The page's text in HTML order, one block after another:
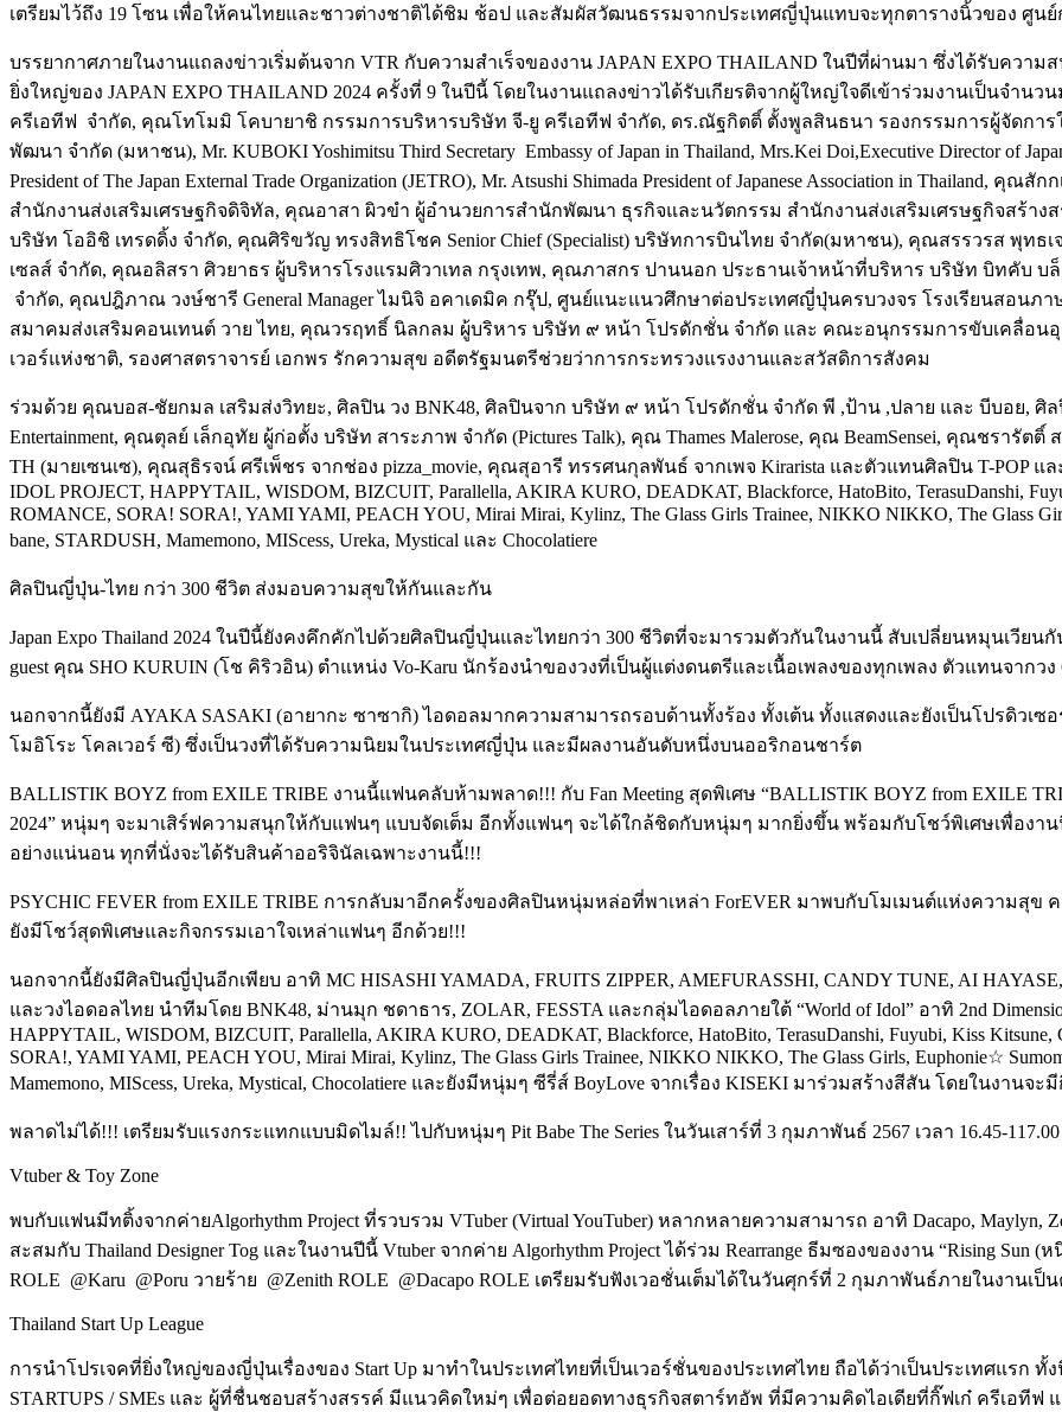
เตรียมไว้ถึง 19 โซน เพื่อให้คนไทยและชาวต่างชาติได้ชิม ช้อป และสัมผัสวัฒนธรรมจากประเทศญี่ปุ่นแทบจะทุกตารางนิ้วของ ศูนย์
บรรยากาศภายในงานแถลงข่าวเริ่มต้นจาก VTR กับความสำเร็จของงาน JAPAN EXPO THAILAND ในปีที่ผ่านมา ซึ่งได้รับความ
ยิ่งใหญ่ของ JAPAN EXPO THAILAND 2024 ครั้งที่ 9 ในปีนี้ โดยในงานแถลงข่าวได้รับเกียรติจากผู้ใหญ่ใจดีเข้าร่วมงานเป็นจำนว
ครีเอทีฟ จำกัด, คุณโทโมมิ โคบายาชิ กรรมการบริหารบริษัท จี-ยู ครีเอทีฟ จำกัด, ดร.ณัฐกิตติ์ ตั้งพูลสินธนา รองกรรมการผู้จัดการ
พัฒนา จำกัด (มหาชน), Mr. KUBOKI Yoshimitsu Third Secretary Embassy of Japan in Thailand, Mrs.Kei Doi,Executive Director of
President of The Japan External Trade Organization (JETRO), Mr. Atsushi Shimada President of Japanese Association in Thailand, คุณสักก
สำนักงานส่งเสริมเศรษฐกิจดิจิทัล, คุณอาสา ผิวขำ ผู้อำนวยการสำนักพัฒนา ธุรกิจและนวัตกรรม สำนักงานส่งเสริมเศรษฐกิจสร้างส
บริษัท โออิชิ เทรดดิ้ง จํากัด, คุณศิริขวัญ ทรงสิทธิโชค Senior Chief (Specialist) บริษัทการบินไทย จำกัด(มหาชน), คุณสรรวรส พุทธเ
เซลส์ จำกัด, คุณอลิสรา ศิวยาธร ผู้บริหารโรงแรมศิวาเทล กรุงเทพ, คุณภาสกร ปานนอก ประธานเจ้าหน้าที่บริหาร บริษัท บิทคับ บ
จำกัด, คุณปฎิภาณ วงษ์ชารี General Manager ไมนิจิ อคาเดมิค กรุ๊ป, ศูนย์แนะแนวศึกษาต่อประเทศญี่ปุ่นครบวงจร โรงเรียนสอนภ
สมาคมส่งเสริมคอนเทนต์ วาย ไทย, คุณวรฤทธิ์ นิลกลม ผู้บริหาร บริษัท ๙ หน้า โปรดักชั่น จำกัด และ คณะอนุกรรมการขับเคลื่อ
เวอร์แห่งชาติ, รองศาสตราจารย์ เอกพร รักความสุข อดีตรัฐมนตรีช่วยว่าการกระทรวงแรงงานและสวัสดิการสังคม
ร่วมด้วย คุณบอส-ชัยกมล เสริมส่งวิทยะ, ศิลปิน วง BNK48, ศิลปินจาก บริษัท ๙ หน้า โปรดักชั่น จำกัด พี ,ป้าน ,ปลาย และ บีบอย, ศิ
Entertainment, คุณตุลย์ เล็กอุทัย ผู้ก่อตั้ง บริษัท สาระภาพ จำกัด (Pictures Talk), คุณ Thames Malerose, คุณ BeamSensei, คุณชรารัต
TH (มายเซนเซ), คุณสุธิรจน์ ศรีเพ็ชร จากช่อง pizza_movie, คุณสุอารี ทรรศนกุลพันธ์ จากเพจ Kirarista และตัวแทนศิลปิน T-POP แล
IDOL PROJECT, HAPPYTAIL, WISDOM, BIZCUIT, Parallella, AKIRA KURO, DEADKAT, Blackforce, HatoBito, TerasuDanshi,
ROMANCE, SORA! SORA!, YAMI YAMI, PEACH YOU, Mirai Mirai, Kylinz, The Glass Girls Trainee, NIKKO NIKKO, The Glass
bane, STARDUSH, Mamemono, MIScess, Ureka, Mystical และ Chocolatiere
ศิลปินญี่ปุ่น-ไทย กว่า 300 ชีวิต ส่งมอบความสุขให้กันและกัน
Japan Expo Thailand 2024 ในปีนี้ยังคงคึกคักไปด้วยศิลปินญี่ปุ่นและไทยกว่า 300 ชีวิตที่จะมารวมตัวกันในงานนี้ สับเปลี่ยนหมุนเวีย
guest คุณ SHO KURUIN (โช คิริวอิน) ตำแหน่ง Vo-Karu นักร้องนำของวงที่เป็นผู้แต่งดนตรีและเนื้อเพลงของทุกเพลง ตัวแทนจากวง
นอกจากนี้ยังมี AYAKA SASAKI (อายากะ ซาซากิ)ไอดอลมากความสามารถรอบด้านทั้งร้อง ทั้งเต้น ทั้งแสดงและยังเป็นโปรดิวเซ
โมอิโระ โคลเวอร์ ซี) ซึ่งเป็นวงที่ได้รับความนิยมในประเทศญี่ปุ่น และมีผลงานอันดับหนึ่งบนออริกอนชาร์ต
BALLISTIK BOYZ from EXILE TRIBE งานนี้แฟนคลับห้ามพลาด!!! กับ Fan Meeting สุดพิเศษ “BALLISTIK BOYZ from EXILE
2024” หนุ่มๆ จะมาเสิร์ฟความสนุกให้กับแฟนๆ แบบจัดเต็ม อีกทั้งแฟนๆ จะได้ใกล้ชิดกับหนุ่มๆ มากยิ่งขึ้น พร้อมกับโชว์พิเศษเพื่อง
อย่างแน่นอน ทุกที่นั่งจะได้รับสินค้าออริจินัลเฉพาะงานนี้!!!
PSYCHIC FEVER from EXILE TRIBE การกลับมาอีกครั้งของศิลปินหนุ่มหล่อที่พาเหล่า ForEVER มาพบกับโมเมนต์แห่งความสุข
ยังมีโชว์สุดพิเศษและกิจกรรมเอาใจเหล่าแฟนๆ อีกด้วย!!!
นอกจากนี้ยังมีศิลปินญี่ปุ่นอีกเพียบ อาทิ MC HISASHI YAMADA, FRUITS ZIPPER, AMEFURASSHI, CANDY TUNE, AI HAYASE,
และวงไอดอลไทย นำทีมโดย BNK48, ม่านมุก ชดาธาร, ZOLAR, FESSTA และกลุ่มไอดอลภายใต้ “World of Idol” อาทิ 2nd
HAPPYTAIL, WISDOM, BIZCUIT, Parallella, AKIRA KURO, DEADKAT, Blackforce, HatoBito, TerasuDanshi, Fuyubi, Kiss
SORA!, YAMI YAMI, PEACH YOU, Mirai Mirai, Kylinz, The Glass Girls Trainee, NIKKO NIKKO, The Glass Girls, Euphonie☆
Mamemono, MIScess, Ureka, Mystical, Chocolatiere และยังมีหนุ่มๆ ซีรี่ส์ BoyLove จากเรื่อง KISEKI มาร่วมสร้างสีสัน โดยในงานจะมี
พลาดไม่ได้!!! เตรียมรับแรงกระแทกแบบมิดไมล์!! ไปกับหนุ่มๆ Pit Babe The Series ในวันเสาร์ที่ 3 กุมภาพันธ์ 2567 เวลา 16.45-
Vtuber & Toy Zone
พบกับแฟนมีทติ้งจากค่ายAlgorhythm Project ที่รวบรวม VTuber (Virtual YouTuber) หลากหลายความสามารถ อาทิ Dacapo, Maylyn,
สะสมกับ Thailand Designer Tog และในงานปีนี้ Vtuber จากค่าย Algorhythm Project ได้ร่วม Rearrange ธีมซองของงาน “Rising Sun
ROLE @Karu @Poru วายร้าย @Zenith ROLE @Dacapo ROLE เตรียมรับฟังเวอชั่นเต็มได้ในวันศุกร์ที่ 2 กุมภาพันธ์ภายในงานเป็
Thailand Start Up League
การนำโปรเจคที่ยิ่งใหญ่ของญี่ปุ่นเรื่องของ Start Up มาทำในประเทศไทยที่เป็นเวอร์ชั่นของประเทศไทย ถือได้ว่าเป็นประเทศแรก
STARTUPS / SMEs และ ผู้ที่ชื่นชอบสร้างสรรค์ มีแนวคิดใหม่ๆ เพื่อต่อยอดทางธุรกิจสตาร์ทอัพ ที่มีความคิดไอเดียที่กิ๊ฟเก๋ ครีเอทีฟ